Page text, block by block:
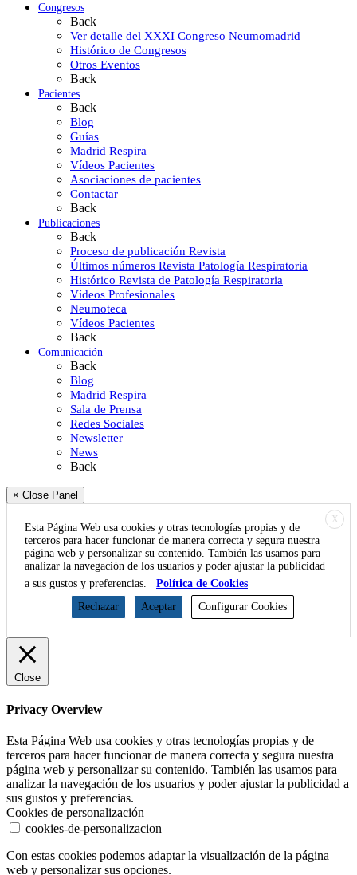
Congresos
Back
Ver detalle del XXXI Congreso Neumomadrid
Histórico de Congresos
Otros Eventos
Back
Pacientes
Back
Blog
Guías
Madrid Respira
Vídeos Pacientes
Asociaciones de pacientes
Contactar
Back
Publicaciones
Back
Proceso de publicación Revista
Últimos números Revista Patología Respiratoria
Histórico Revista de Patología Respiratoria
Vídeos Profesionales
Neumoteca
Vídeos Pacientes
Back
Comunicación
Back
Blog
Madrid Respira
Sala de Prensa
Redes Sociales
Newsletter
News
Back
× Close Panel
X
Esta Página Web usa cookies y otras tecnologías propias y de
terceros para hacer funcionar de manera correcta y segura nuestra
página web y personalizar su contenido. También las usamos para
analizar la navegación de los usuarios y poder ajustar la publicidad
a sus gustos y preferencias.
Política de Cookies
Rechazar
Aceptar Configurar Cookies
Close
Privacy Overview
Esta Página Web usa cookies y otras tecnologías propias y de
terceros para hacer funcionar de manera correcta y segura nuestra
página web y personalizar su contenido. También las usamos para
analizar la navegación de los usuarios y poder ajustar la publicidad a
sus gustos y preferencias.
Cookies de personalización
cookies-de-personalizacion
Con estas cookies podemos adaptar la visualización de la página
web y personalizar sus opciones.